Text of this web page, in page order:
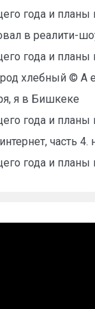
года и планы
в реалити-
года и планы
хлебный © А
я в Бишкеке
года и планы
часть
года и планы